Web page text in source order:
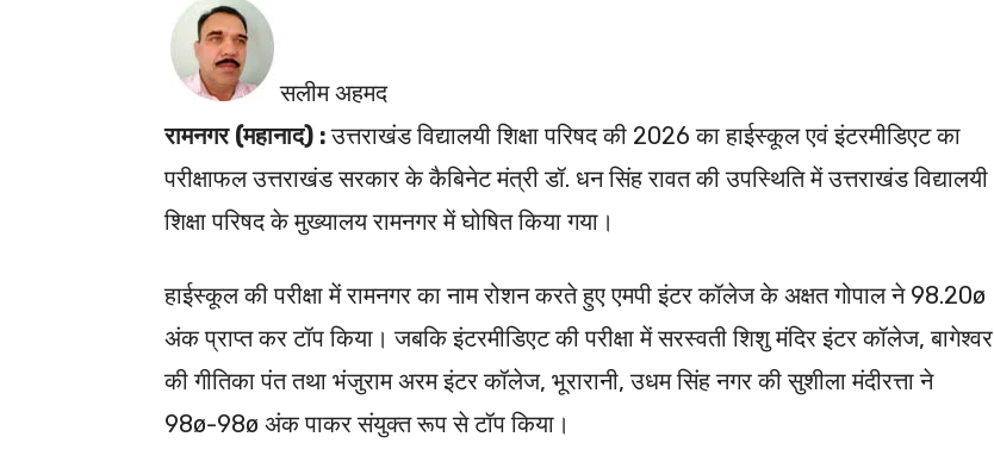
सलीम अहमद
रामनगर (महानाद) :उत्तराखंड विद्यालयी शिक्षा परिषद की 2026 का हाईस्कूल एवं इंटरमीडिएट का
परीक्षाफल उत्तराखंड सरकार के कैबिनेट मंत्री डॉ. धन सिंह रावत की उपस्थिति में उत्तराखंड विद्यालयी
शिक्षा परिषद के मुख्यालय रामनगर में घोषित किया गया।
हाईस्कूल की परीक्षा में रामनगर का नाम रोशन करते हुए एमपी इंटर कॉलेज के अक्षत गोपाल ने 98.20ø
अंक प्राप्त कर टॉप किया। जबकि इंटरमीडिएट की परीक्षा में सरस्वती शिशु मंदिर इंटर कॉलेज, बागेश्वर
की गीतिका पंत तथा भंजुराम अरम इंटर कॉलेज, भूरारानी, उधम सिंह नगर की सुशीला मंदीरत्ता ने
98ø-98ø अंक पाकर संयुक्त रूप से टॉप किया।